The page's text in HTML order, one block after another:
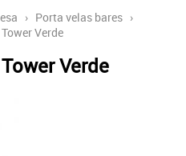
líquida
Frecuentes
› Porta velas bares ›
Verde
Verde